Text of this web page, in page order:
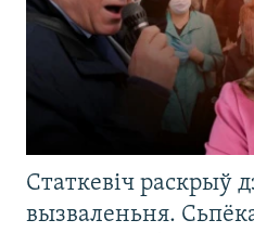
Статкевіч раскрыў
вызваленьня.